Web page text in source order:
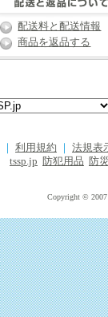
配送料と配送情報
商品を返品する
利用規約
法規表
tssp.jp
防犯用品 防
Copyright © 2007